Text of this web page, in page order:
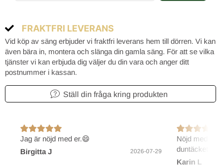
Jag är nöjd med er.😄
Birgitta J
2026-07-29
Nöjd med
duntäcket.
Karin L
FRAKTFRI LEVERANS
Vid köp av säng erbjuder vi fraktfri leverans hem till dörren. Vi kan
även bära in, montera och slänga din gamla säng. För att se vilka
tjänster vi kan erbjuda dig väljer du din vara och anger ditt
postnummer i kassan.
Ställ din fråga kring produkten